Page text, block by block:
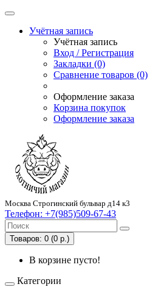
Учётная запись
Учётная запись
Вход / Регистрация
Закладки (0)
Сравнение товаров (0)
Оформление заказа
Корзина покупок
Оформление заказа
Москва Строгинский бульвар д14 к3
Телефон: +7(985)509-67-43
Товаров: 0 (0 р.)
В корзине пусто!
Категории